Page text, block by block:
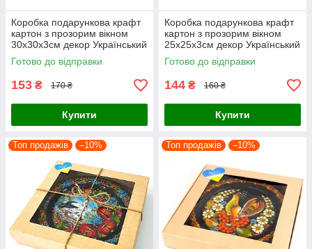
Коробка подарункова крафт
картон з прозорим вікном
30х30х3см декор Український
сувенір
Готово до відправки
153 ₴ 170 ₴
Купити
Коробка подарункова крафт
картон з прозорим вікном
25х25х3см декор Український
сувенір
Готово до відправки
144 ₴ 160 ₴
Купити
Топ продажів –10% Топ продажів –10%